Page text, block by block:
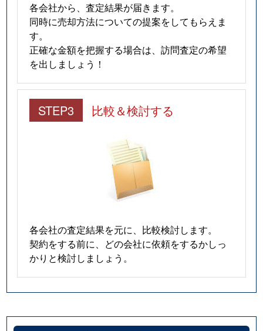
各会社から、査定結果が届きます。
同時に売却方法についての提案をしてもらえま
す。
正確な金額を把握する場合は、訪問査定の希望
を出しましょう！
STEP3 比較＆検討する
各会社の査定結果を元に、比較検討します。
契約をする前に、どの会社に依頼をするかしっ
かりと検討しましょう。